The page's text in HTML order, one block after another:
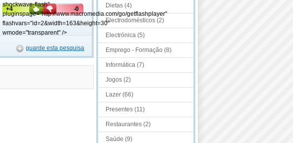
shockwave-flash"
pluginspage="http://www.macromedia.com/go/getflashplayer"
flashvars="id=2&width=163&height=30"
wmode="transparent" />
+4 -0
guarde esta pesquisa
Dietas (4)
Electrodomésticos (2)
Electrónica (5)
Emprego - Formação (8)
Informática (7)
Jogos (2)
Lazer (66)
Presentes (11)
Restaurantes (2)
Saúde (9)